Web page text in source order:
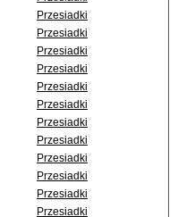
Przesiadki
Przesiadki
Przesiadki
Przesiadki
Przesiadki
Przesiadki
Przesiadki
Przesiadki
Przesiadki
Przesiadki
Przesiadki
Przesiadki